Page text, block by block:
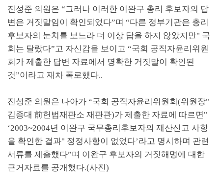
진성준 의원은 “그러나 이러한 이완구 총리 후보자의 답
변은 거짓말임이 확인되었다”며 “다른 정부기관은 총리
후보자의 눈치를 보느라 더 이상 답을 하지 않았지만" 국
회는 달랐다”고 자신감을 보이고 “국회 공직자윤리위원
회가 제출한 답변 자료에서 명확한 거짓말이 확인된
것”이라고 재차 폭로했다..
진성준 의원은 나아가 “국회 공직자윤리위원회(위원장"
김종대 前헌법재판소 재판관)가 제출한 자료에 따르면"
‘2003~2004년 이완구 국무총리후보자의 재산신고 사항
을 확인한 결과" 정정사항이 없었다’라고 명시하며 관련
서류를 제출했다”며 이완구 후보자의 거짓해명에 대한
근거자료를 공개했다.(사진)